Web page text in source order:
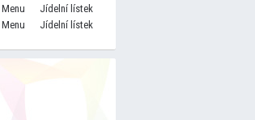
Menu
Jídelní lístek
Menu Jídelní lístek